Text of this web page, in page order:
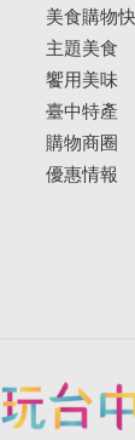
美食購物
主題美食
饗用美味
臺中特產
購物商圈
優惠情報